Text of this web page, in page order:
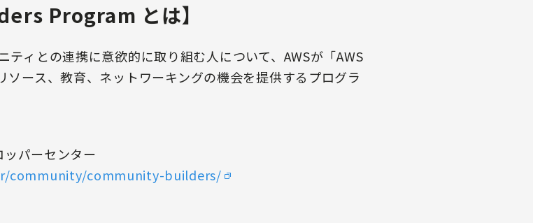
Program とは】
ティとの連携に意欲的に取り組む人について、AWSが「AWS
ース、教育、ネットワーキングの機会を提供するプログラ
ッパーセンター
community/community-builders/